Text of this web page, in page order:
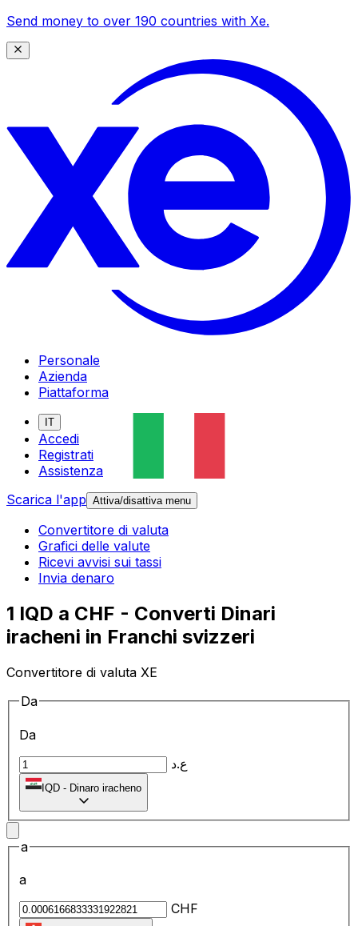
Send money to over 190 countries with Xe.
Personale
Azienda
Piattaforma
IT
Accedi
Registrati
Assistenza
Scarica l'app Attiva/disattiva menu
Convertitore di valuta
Grafici delle valute
Ricevi avvisi sui tassi
Invia denaro
1 IQD a CHF - Converti Dinari
iracheni in Franchi svizzeri
Convertitore di valuta XE
Da
Da
ع.د
IQD - Dinaro iracheno
a
a
CHF